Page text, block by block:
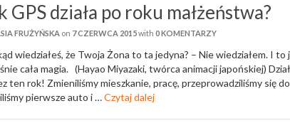
GPS działa po roku małżeństwa?
FRUŻYŃSKA on 7 CZERWCA 2015with0 KOMENTARZY
wiedziałeś, że Twoja Żona to ta jedyna? – Nie wiedziałem. I to
cała magia. (Hayao Miyazaki, twórca animacji japońskiej)
ten rok! Zmieniliśmy mieszkanie, pracę, przeprowadziliśmy się
pierwsze auto i …Czytaj dalej